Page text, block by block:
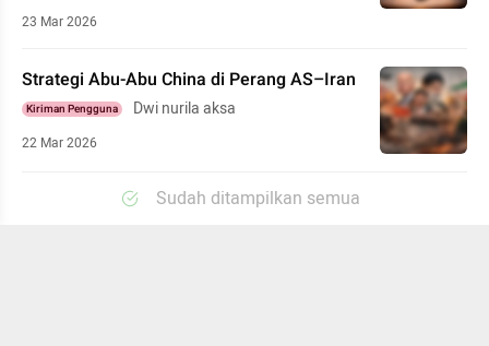
23 Mar 2026
Strategi Abu-Abu China di Perang AS–Iran
Kiriman Pengguna Dwi nurila aksa
22 Mar 2026
Sudah ditampilkan semua